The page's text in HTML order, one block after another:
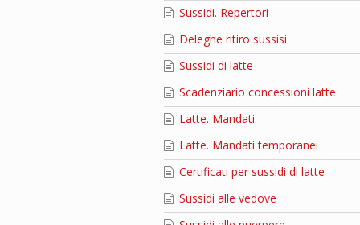
Sussidi. Repertori
Deleghe ritiro sussisi
Sussidi di latte
Scadenziario concessioni latte
Latte. Mandati
Latte. Mandati temporanei
Certificati per sussidi di latte
Sussidi alle vedove